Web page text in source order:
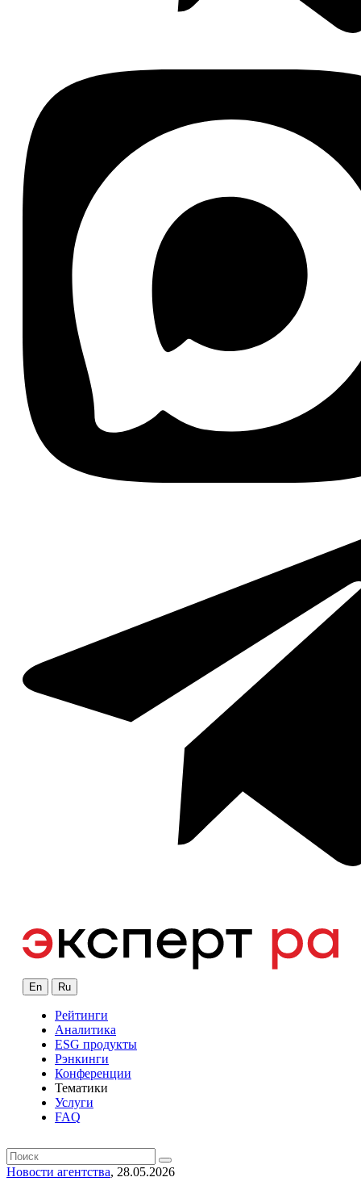
En Ru
Рейтинги
Аналитика
ESG продукты
Рэнкинги
Конференции
Тематики
Услуги
FAQ
Новости агентства, 28.05.2026